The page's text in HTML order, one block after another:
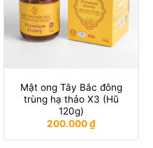
Mật ong Tây Bắc đông
trùng hạ thảo X3 (Hũ
120g)
200.000₫